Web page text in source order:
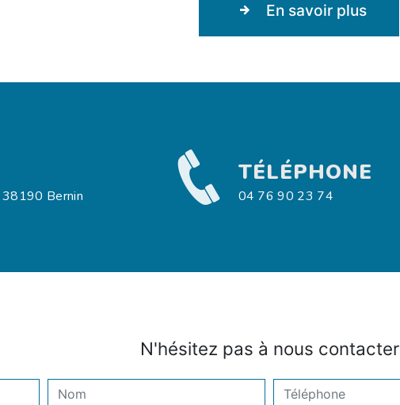
En savoir plus
38190 Bernin
TÉLÉPHONE
04 76 90 23 74
N'hésitez pas à nous contacter